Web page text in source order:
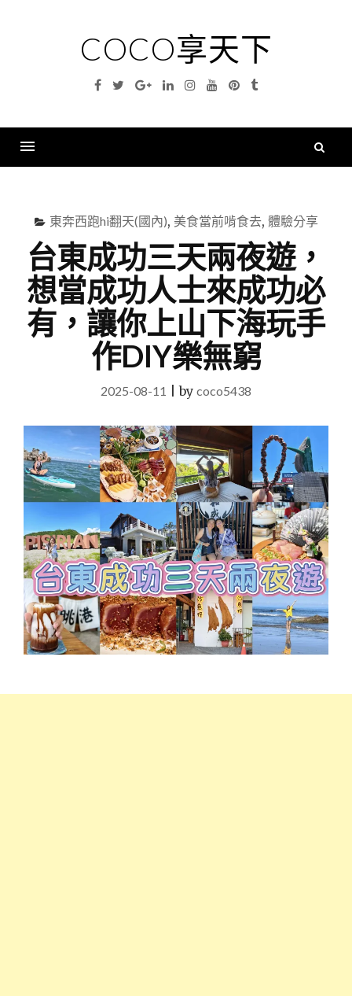
COCO享天下
Facebook
TwitterGoogleLinkedinInstagramYouTubePinterest
Tumblr
東奔西跑hi翻天(國內), 美食當前啃食去, 體驗分享
台東成功三天兩夜遊，
想當成功人士來成功必
有，讓你上山下海玩手
作DIY樂無窮
2025-08-11 |by coco5438